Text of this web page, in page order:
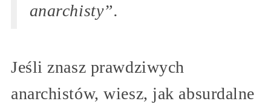
anarchisty”.
Jeśli znasz prawdziwych
anarchistów, wiesz, jak absurdalne